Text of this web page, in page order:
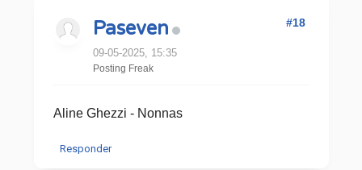
Paseven
09-05-2025, 15:35
Posting Freak
#18
Aline Ghezzi - Nonnas
Responder